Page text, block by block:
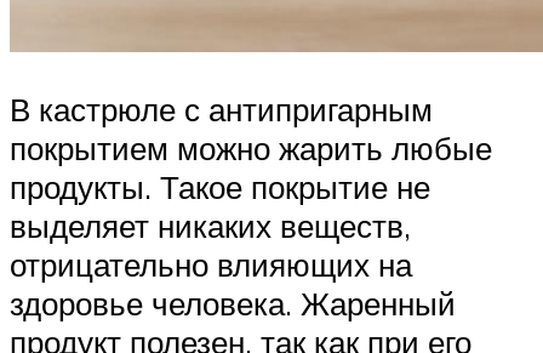
В кастрюле с антипригарным
покрытием можно жарить любые
продукты. Такое покрытие не
выделяет никаких веществ,
отрицательно влияющих на
здоровье человека. Жаренный
продукт полезен, так как при его